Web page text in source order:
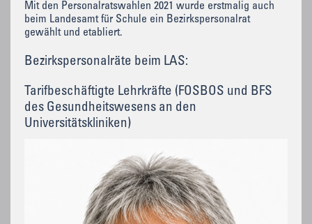
Mit den Personalratswahlen 2021 wurde erstmalig auch
beim Landesamt für Schule ein Bezirkspersonalrat
gewählt und etabliert.
Bezirkspersonalräte beim LAS:
Tarifbeschäftigte Lehrkräfte (FOSBOS und BFS
des Gesundheitswesens an den
Universitätskliniken)